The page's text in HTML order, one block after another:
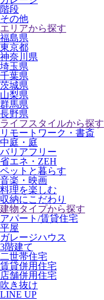
階段
その他
エリアから探す
福島県
東京都
神奈川県
埼玉県
千葉県
茨城県
山梨県
群馬県
長野県
ライフスタイルから探す
リモートワーク・書斎
中庭・庭
バリアフリー
省エネ・ZEH
ペットと暮らす
音楽・映画
料理を楽しむ
収納にこだわり
建物タイプから探す
アパート/賃貸住宅
平屋
ガレージハウス
3階建て
二世帯住宅
賃貸併用住宅
店舗併用住宅
吹き抜け
LINE UP